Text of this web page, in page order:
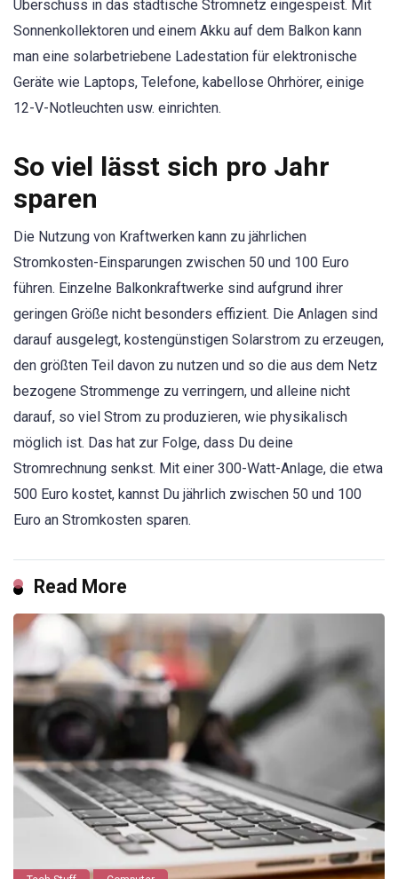
Überschuss in das städtische Stromnetz eingespeist. Mit
Sonnenkollektoren und einem Akku auf dem Balkon kann
man eine solarbetriebene Ladestation für elektronische
Geräte wie Laptops, Telefone, kabellose Ohrhörer, einige
12-V-Notleuchten usw. einrichten.
So viel lässt sich pro Jahr
sparen
Die Nutzung von Kraftwerken kann zu jährlichen
Stromkosten-Einsparungen zwischen 50 und 100 Euro
führen. Einzelne Balkonkraftwerke sind aufgrund ihrer
geringen Größe nicht besonders effizient. Die Anlagen sind
darauf ausgelegt, kostengünstigen Solarstrom zu erzeugen,
den größten Teil davon zu nutzen und so die aus dem Netz
bezogene Strommenge zu verringern, und alleine nicht
darauf, so viel Strom zu produzieren, wie physikalisch
möglich ist. Das hat zur Folge, dass Du deine
Stromrechnung senkst. Mit einer 300-Watt-Anlage, die etwa
500 Euro kostet, kannst Du jährlich zwischen 50 und 100
Euro an Stromkosten sparen.
Read More